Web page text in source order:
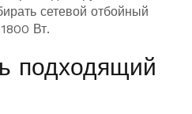
сетевой отбойный
Вт.
подходящий